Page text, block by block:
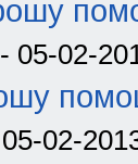
- 05-02-
02-